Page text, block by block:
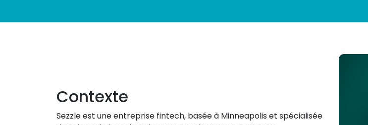
Contexte
Sezzle est une entreprise fintech, basée à Minneapolis et spécialisée